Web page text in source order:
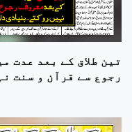
تین طلاق کے بعد عدت
رجوع سے قرآن و سنت